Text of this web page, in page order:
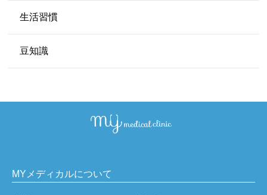
生活習慣
豆知識
MYメディカルについて